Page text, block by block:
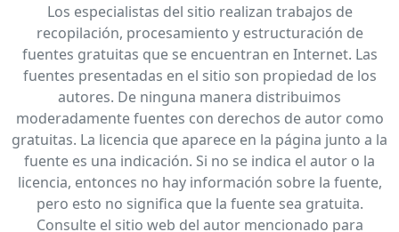
Los especialistas del sitio realizan trabajos de
recopilación, procesamiento y estructuración de
fuentes gratuitas que se encuentran en Internet. Las
fuentes presentadas en el sitio son propiedad de los
autores. De ninguna manera distribuimos
moderadamente fuentes con derechos de autor como
gratuitas. La licencia que aparece en la página junto a la
fuente es una indicación. Si no se indica el autor o la
licencia, entonces no hay información sobre la fuente,
pero esto no significa que la fuente sea gratuita.
Consulte el sitio web del autor mencionado para